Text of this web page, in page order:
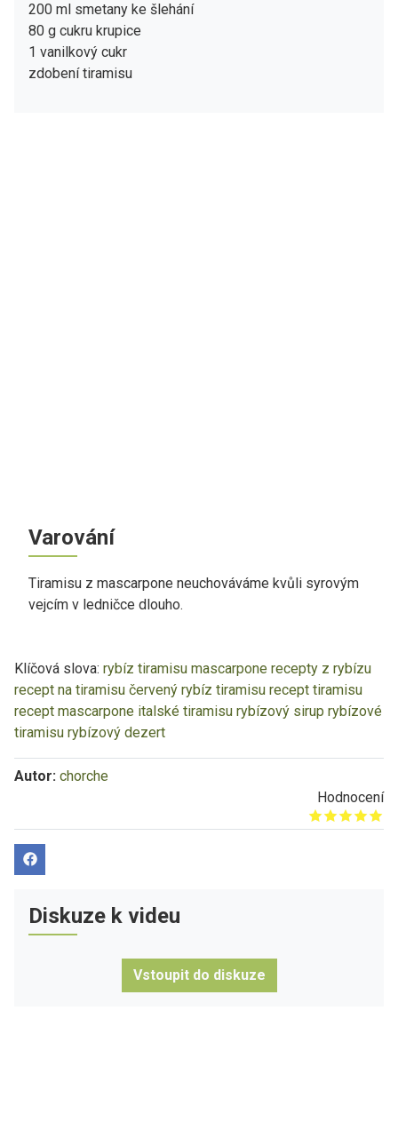
200 ml smetany ke šlehání
80 g cukru krupice
1 vanilkový cukr
zdobení tiramisu
Varování
Tiramisu z mascarpone neuchováváme kvůli syrovým
vejcím v ledničce dlouho.
Klíčová slova: rybíz tiramisu mascarpone recepty z rybízu
recept na tiramisu červený rybíz tiramisu recept tiramisu
recept mascarpone italské tiramisu rybízový sirup rybízové
tiramisu rybízový dezert
Autor: chorche
Hodnocení
Give it 1/5
Give it 2/5
Give it 3/5
Give it 4/5
Give it 5/5
Diskuze k videu
Vstoupit do diskuze